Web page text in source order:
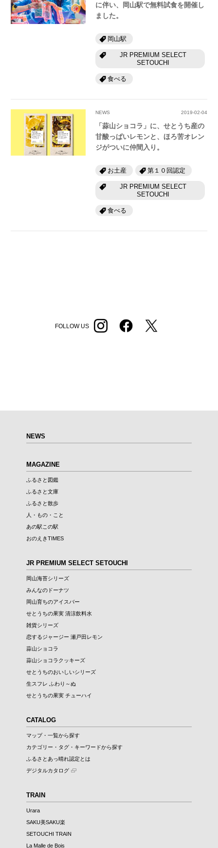
に伴い、岡山駅で無料試食を開催し
ました。
岡山駅
JR PREMIUM SELECT
SETOUCHI
食べる
NEWS 2019-02-04
「蒜山ショコラ」に、せとうち産の
甘酸っぱいレモンと、ほろ苦オレン
ジがついに仲間入り。
お土産 第１０回認定
JR PREMIUM SELECT
SETOUCHI
食べる
FOLLOW US
NEWS
MAGAZINE
ふるさと図鑑
ふるさと文庫
ふるさと散歩
人・もの・こと
あの駅この駅
おのえきTIMES
JR PREMIUM SELECT SETOUCHI
岡山海苔シリーズ
みんなのドーナツ
岡山育ちのアイスバー
せとうちの果実 清涼飲料水
雑貨シリーズ
恋するジャージー 瀬戸田レモン
蒜山ショコラ
蒜山ショコラクッキーズ
せとうちのおいしいシリーズ
生スフレ ふわり～ぬ
せとうちの果実 チューハイ
CATALOG
マップ・一覧から探す
カテゴリー・タグ・キーワードから探す
ふるさとあっ晴れ認定とは
デジタルカタログ
TRAIN
Urara
SAKU美SAKU楽
SETOUCHI TRAIN
La Malle de Bois